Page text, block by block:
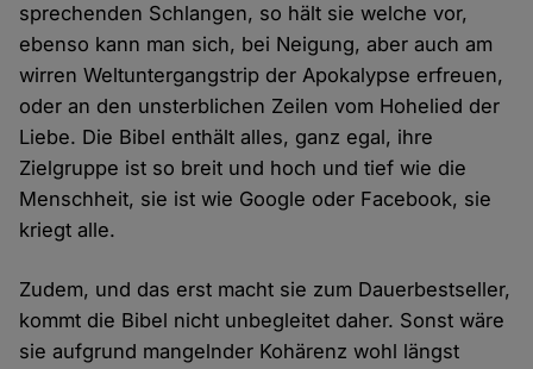
sprechenden Schlangen, so hält sie welche vor,
ebenso kann man sich, bei Neigung, aber auch am
wirren Weltuntergangstrip der Apokalypse erfreuen,
oder an den unsterblichen Zeilen vom Hohelied der
Liebe. Die Bibel enthält alles, ganz egal, ihre
Zielgruppe ist so breit und hoch und tief wie die
Menschheit, sie ist wie Google oder Facebook, sie
kriegt alle.
Zudem, und das erst macht sie zum Dauerbestseller,
kommt die Bibel nicht unbegleitet daher. Sonst wäre
sie aufgrund mangelnder Kohärenz wohl längst